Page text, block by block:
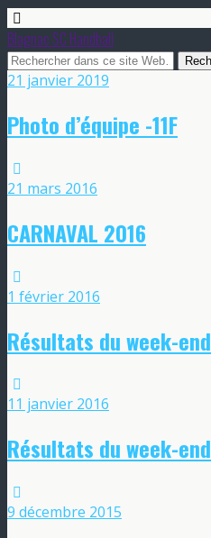
Blagnac SC Handball
21 janvier 2019
Photo d’équipe -11F
21 mars 2016
CARNAVAL 2016
1 février 2016
Résultats du week-end
11 janvier 2016
Résultats du week-end
9 décembre 2015